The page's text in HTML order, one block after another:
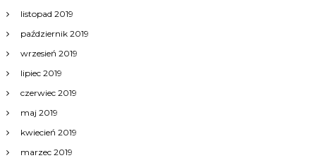
listopad 2019
październik 2019
wrzesień 2019
lipiec 2019
czerwiec 2019
maj 2019
kwiecień 2019
marzec 2019